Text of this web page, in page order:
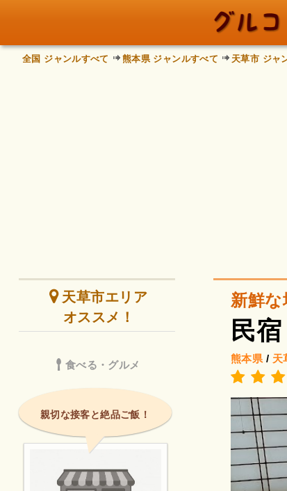
全国 ジャンルすべて 熊本県 ジャンルすべて 天草市 ジャ
新鮮な
民
熊本県 / 天
天草市エリア
オススメ！
食べる・グルメ
親切な接客と絶品ご飯！